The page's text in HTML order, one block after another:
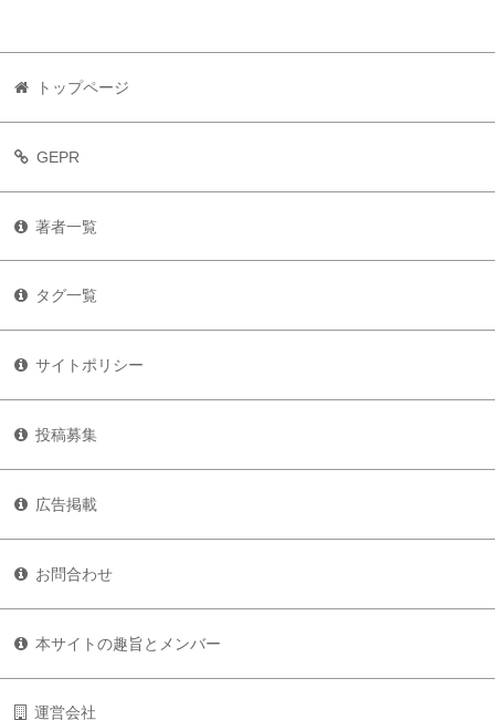
トップページ
GEPR
著者一覧
タグ一覧
サイトポリシー
投稿募集
広告掲載
お問合わせ
本サイトの趣旨とメンバー
運営会社